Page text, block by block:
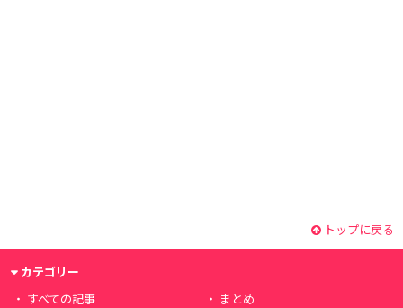
トップに戻る
カテゴリー
すべての記事
まとめ